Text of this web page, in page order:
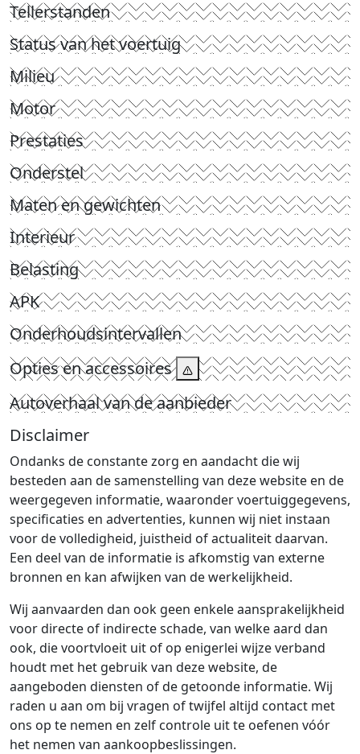
Tellerstanden
Status van het voertuig
Milieu
Motor
Prestaties
Onderstel
Maten en gewichten
Interieur
Belasting
APK
Onderhoudsintervallen
Opties en accessoires
Autoverhaal van de aanbieder
Disclaimer
Ondanks de constante zorg en aandacht die wij
besteden aan de samenstelling van deze website en de
weergegeven informatie, waaronder voertuiggegevens,
specificaties en advertenties, kunnen wij niet instaan
voor de volledigheid, juistheid of actualiteit daarvan.
Een deel van de informatie is afkomstig van externe
bronnen en kan afwijken van de werkelijkheid.
Wij aanvaarden dan ook geen enkele aansprakelijkheid
voor directe of indirecte schade, van welke aard dan
ook, die voortvloeit uit of op enigerlei wijze verband
houdt met het gebruik van deze website, de
aangeboden diensten of de getoonde informatie. Wij
raden u aan om bij vragen of twijfel altijd contact met
ons op te nemen en zelf controle uit te oefenen vóór
het nemen van aankoopbeslissingen.